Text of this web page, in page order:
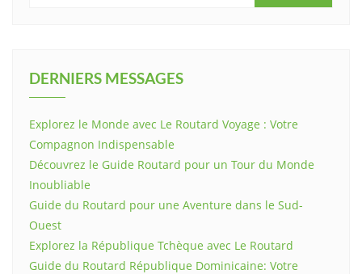
DERNIERS MESSAGES
Explorez le Monde avec Le Routard Voyage : Votre
Compagnon Indispensable
Découvrez le Guide Routard pour un Tour du Monde
Inoubliable
Guide du Routard pour une Aventure dans le Sud-
Ouest
Explorez la République Tchèque avec Le Routard
Guide du Routard République Dominicaine: Votre